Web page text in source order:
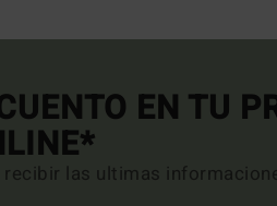
EN TU
las ultimas